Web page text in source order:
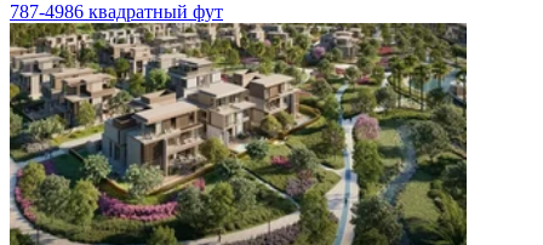
787-4986 квадратный фут